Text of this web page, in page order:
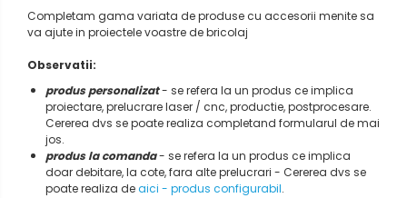
Completam gama variata de produse cu accesorii menite sa
va ajute in proiectele voastre de bricolaj
Observatii:
produs personalizat- se refera la un produs ce implica
proiectare, prelucrare laser / cnc, productie, postprocesare.
Cererea dvs se poate realiza completand formularul de mai
jos.
produs la comanda- se refera la un produs ce implica
doar debitare, la cote, fara alte prelucrari - Cererea dvs se
poate realiza deaici - produs configurabil.